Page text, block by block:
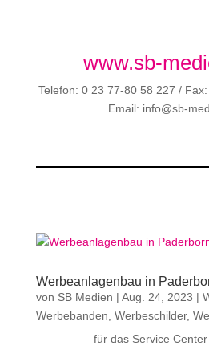
www.sb-
Telefon: 0 23 77-80 58 227 /
Email: info@sb-
Werbeanlagenbau in
von SB Medien | Aug. 24, 2023 |
Werbebanden Werbeschilder,
für das Service Center in